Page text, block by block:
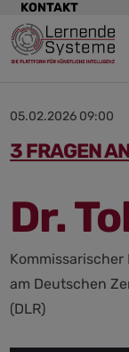
Zur
Navigation
springen
Zum
Hauptinhalt
springen
Zum
Footer
springen
KONTAKT
05.02.2026 09:00
3 FRAGEN
Dr.
am Deutschen
(DLR)